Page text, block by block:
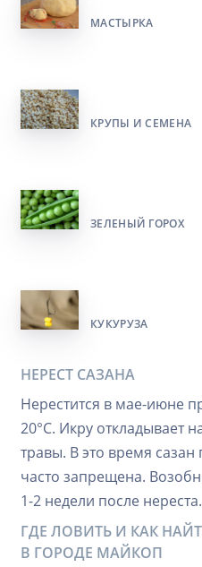
МАСТЫРКА
КРУПЫ И СЕМЕНА
ЗЕЛЕНЫЙ ГОРОХ
КУКУРУЗА
НЕРЕСТ САЗАНА
Нерестится в мае-июне
20°C. Икру откладывает
травы. В это время сазан
часто запрещена.
1-2 недели после нереста.
ГДЕ ЛОВИТЬ И КАК
В ГОРОДЕ МАЙКОП